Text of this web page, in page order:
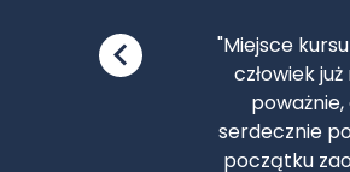
"Pełen
rodzinny
mega, w